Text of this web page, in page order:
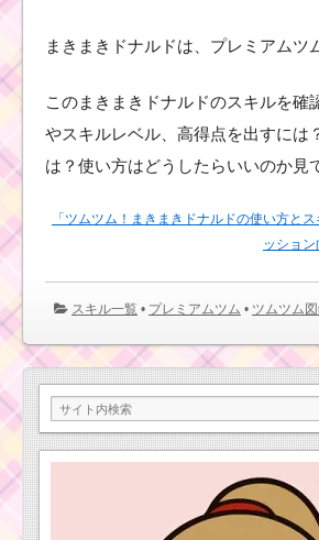
まきまきドナルドは、プレミアムツ
このまきまきドナルドのスキルを確
やスキルレベル、高得点を出すには
は？使い方はどうしたらいいのか見
「ツムツム！まきまきドナルドの使い方と
ッショ
スキル一覧 • プレミアムツム • ツムツム